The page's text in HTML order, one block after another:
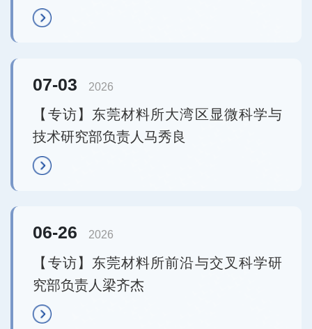
07-03 2026
【专访】东莞材料所大湾区显微科学与
技术研究部负责人马秀良
06-26 2026
【专访】东莞材料所前沿与交叉科学研
究部负责人梁齐杰